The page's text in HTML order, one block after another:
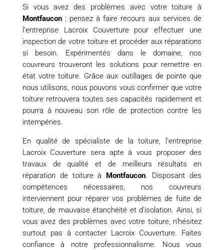
Si vous avez des problèmes avec votre toiture à
Montfaucon; pensez à faire recours aux services de
l’entreprise Lacroix Couverture pour effectuer une
inspection de votre toiture et procéder aux réparations
si besoin. Expérimentés dans le domaine, nos
couvreurs trouveront les solutions pour remettre en
état votre toiture. Grâce aux outillages de pointe que
nous utilisons, nous pouvons vous confirmer que votre
toiture retrouvera toutes ses capacités rapidement et
pourra à nouveau son rôle de protection contre les
intempéries.
En qualité de spécialiste de la toiture, l’entreprise
Lacroix Couverture sera apte à vous proposer des
travaux de qualité et de meilleurs résultats en
réparation de toiture à Montfaucon. Disposant des
compétences nécessaires, nos couvreurs
interviennent pour réparer vos problèmes de fuite de
toiture, de mauvaise étanchéité et d’isolation. Ainsi, si
vous avez des problèmes avec votre toiture, n’hésitez
surtout pas à contacter Lacroix Couverture. Faites
confiance à notre professionnalisme. Nous vous